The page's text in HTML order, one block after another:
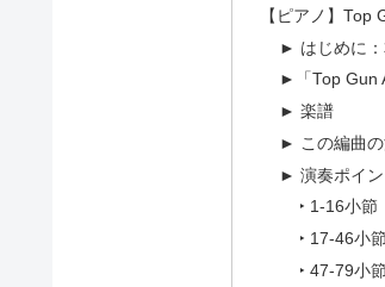
【ピアノ】Top
► はじめに：
►「Top Gun
► 楽譜
► この編曲の
► 演奏ポイン
‣ 1-16小節
‣ 17-46小
‣ 47-79小